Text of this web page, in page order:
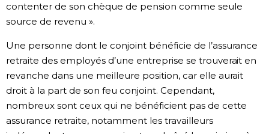
contenter de son chèque de pension comme seule
source de revenu ».
Une personne dont le conjoint bénéficie de l’assurance
retraite des employés d’une entreprise se trouverait en
revanche dans une meilleure position, car elle aurait
droit à la part de son feu conjoint. Cependant,
nombreux sont ceux qui ne bénéficient pas de cette
assurance retraite, notamment les travailleurs